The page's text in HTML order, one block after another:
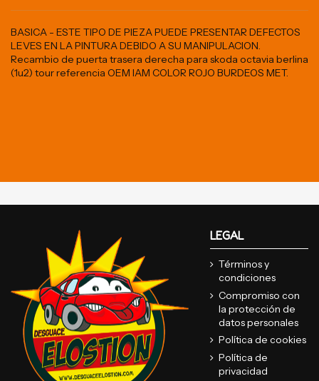
BASICA - ESTE TIPO DE PIEZA PUEDE PRESENTAR DEFECTOS
LEVES EN LA PINTURA DEBIDO A SU MANIPULACION.
Recambio de puerta trasera derecha para skoda octavia berlina
(1u2) tour referencia OEM IAM COLOR ROJO BURDEOS MET.
LEGAL
Términos y
condiciones
Compromiso con
la protección de
datos personales
Política de cookies
Política de
privacidad